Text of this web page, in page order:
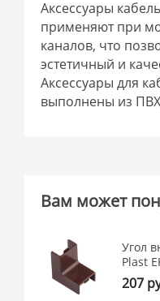
Аксессуары
применяют при
каналов, что
эстетичный и
Аксессуары для
выполнены из
Вам может
Угол
Plast
207